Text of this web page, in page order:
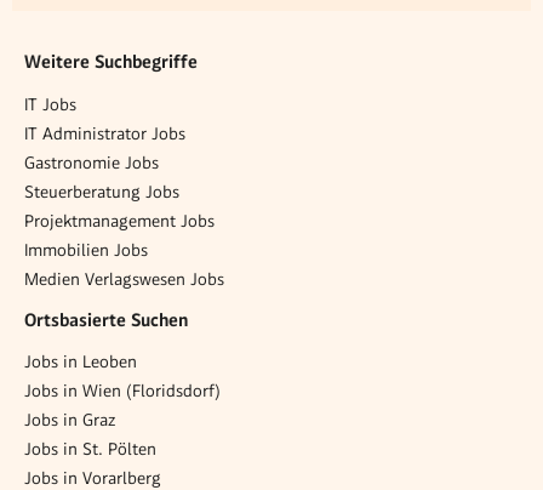
Weitere Suchbegriffe
IT Jobs
IT Administrator Jobs
Gastronomie Jobs
Steuerberatung Jobs
Projektmanagement Jobs
Immobilien Jobs
Medien Verlagswesen Jobs
Ortsbasierte Suchen
Jobs in Leoben
Jobs in Wien (Floridsdorf)
Jobs in Graz
Jobs in St. Pölten
Jobs in Vorarlberg